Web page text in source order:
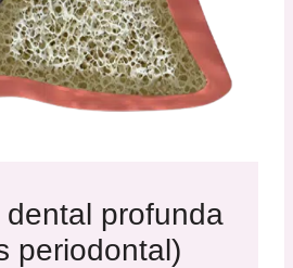
dental profunda
periodontal)